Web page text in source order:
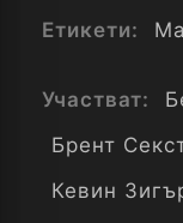
Етикети:
Участват:
Брент
Кевин